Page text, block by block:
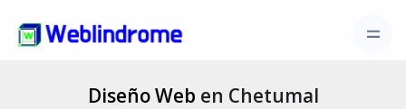
Diseño Web en Chetumal